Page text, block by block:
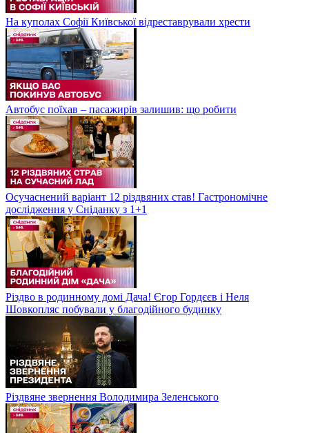
На куполах Софії Київської відреставрували хрести
Автобус поїхав – пасажирів залишив: що робити
Осучаснений варіант 12 різдвяних став! Гастрономічне
дослідження у Сніданку з 1+1
Різдво в родинному домі Дача! Єгор Гордєєв і Неля
Шовкопляс побували у благодійного будинку
Різдвяне звернення Володимира Зеленського